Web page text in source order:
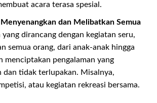
acara terasa spesial.
Menyenangkan dan Melibatkan Semua
dirancang dengan kegiatan seru,
semua orang, dari anak-anak hingga
menciptakan pengalaman yang
dan tidak terlupakan. Misalnya,
atau kegiatan rekreasi bersama.